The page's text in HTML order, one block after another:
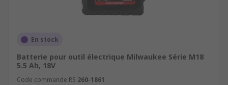
En stock
Batterie pour outil électrique Milwaukee Série M18
5.5 Ah, 18V
Code commande RS 260-1861